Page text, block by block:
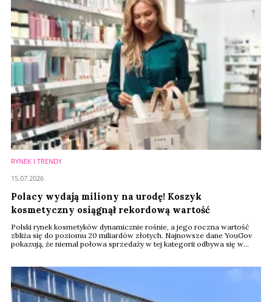
RYNEK I TRENDY
Polacy wydają miliony na urodę! Koszyk
kosmetyczny osiągnął rekordową wartość
Polski rynek kosmetyków dynamicznie rośnie, a jego roczna wartość
zbliża się do poziomu 20 miliardów złotych. Najnowsze dane YouGov
pokazują, że niemal połowa sprzedaży w tej kategorii odbywa się w
15.07.2026